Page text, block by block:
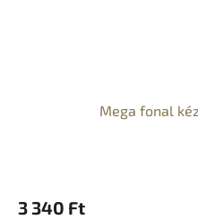
Mega fonal
3 340 Ft